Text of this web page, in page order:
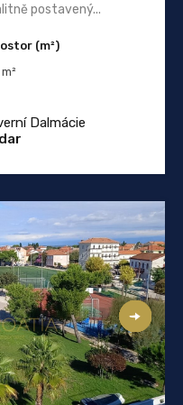
postavený...
(m²)
m²
Dalmácie